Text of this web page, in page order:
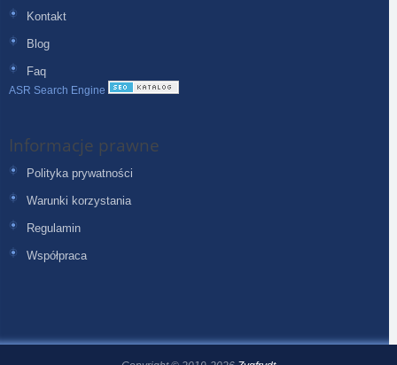
Kontakt
Blog
Faq
ASR Search Engine
Informacje prawne
Polityka prywatności
Warunki korzystania
Regulamin
Współpraca